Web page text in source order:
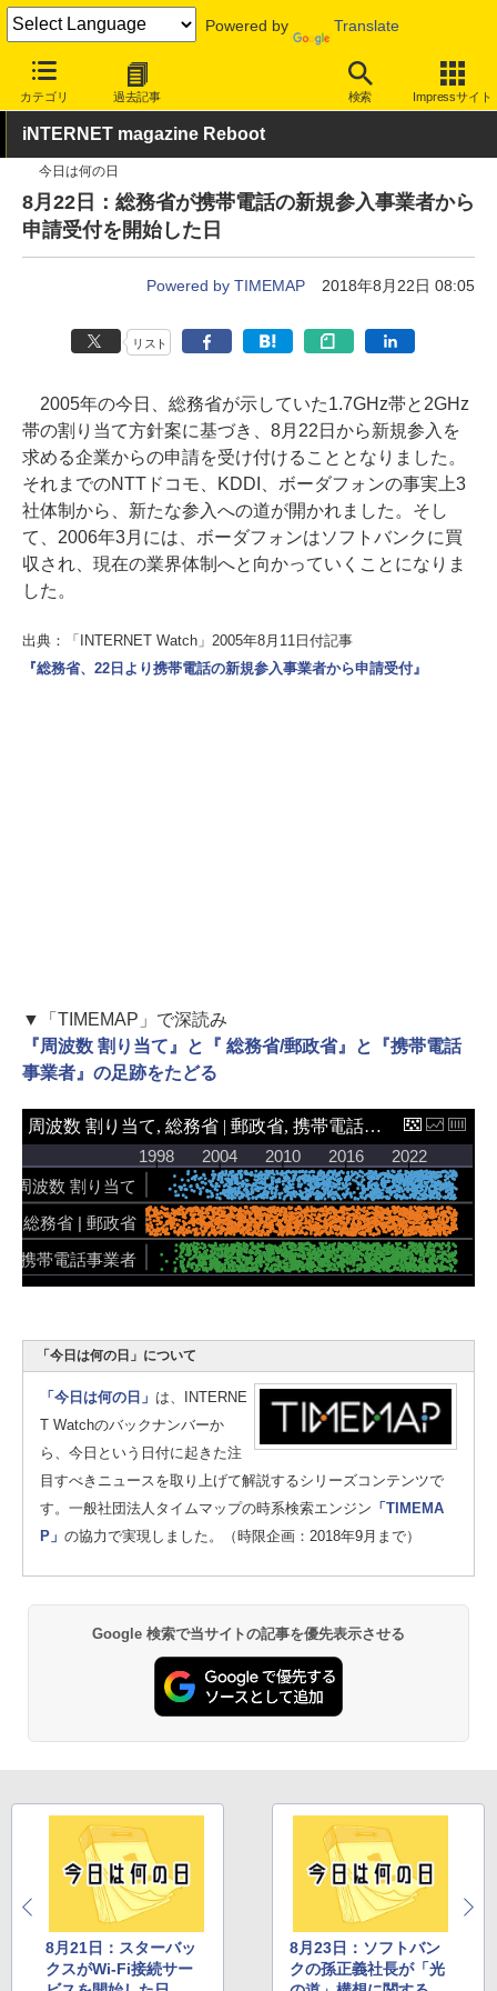
Powered by Translate
カテゴリ 過去記事 検索 Impressサイト
INTERNET Watch トピック 政策/制度
iNTERNET magazine Reboot
今日は何の日
8月22日：総務省が携帯電話の新規参入事業者から
申請受付を開始した日
Powered by TIMEMAP 2018年8月22日 08:05
リスト
2005年の今日、総務省が示していた1.7GHz帯と2GHz
帯の割り当て方針案に基づき、8月22日から新規参入を
求める企業からの申請を受け付けることとなりました。
それまでのNTTドコモ、KDDI、ボーダフォンの事実上3
社体制から、新たな参入への道が開かれました。そし
て、2006年3月には、ボーダフォンはソフトバンクに買
収され、現在の業界体制へと向かっていくことになりま
した。
出典：「INTERNET Watch」2005年8月11日付記事
『総務省、22日より携帯電話の新規参入事業者から申請受付』
▼「TIMEMAP」で深読み
『周波数 割り当て』と『 総務省/郵政省』と『携帯電話
事業者』の足跡をたどる
「今日は何の日」について
「今日は何の日」 は、INTERNE
T Watchのバックナンバーか
ら、今日という日付に起きた注
目すべきニュースを取り上げて解説するシリーズコンテンツで
す。一般社団法人タイムマップの時系検索エンジン 「TIMEMA
P」 の協力で実現しました。（時限企画：2018年9月まで）
Google 検索で当サイトの記事を優先表示させる
8月21日：スターバッ
クスがWi-Fi接続サー
8月23日：ソフトバン
クの孫正義社長が「光